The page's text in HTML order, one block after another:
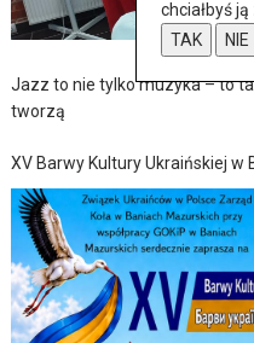
Jazz to nie tylko muzyka – to
tworzą
XV Barwy Kultury Ukraińskiej w
chciałbyś
TAK
NIE